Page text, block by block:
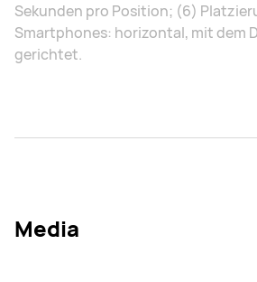
Sekunden pro Position; (6)
Smartphones: horizontal, mit dem
gerichtet.
Media